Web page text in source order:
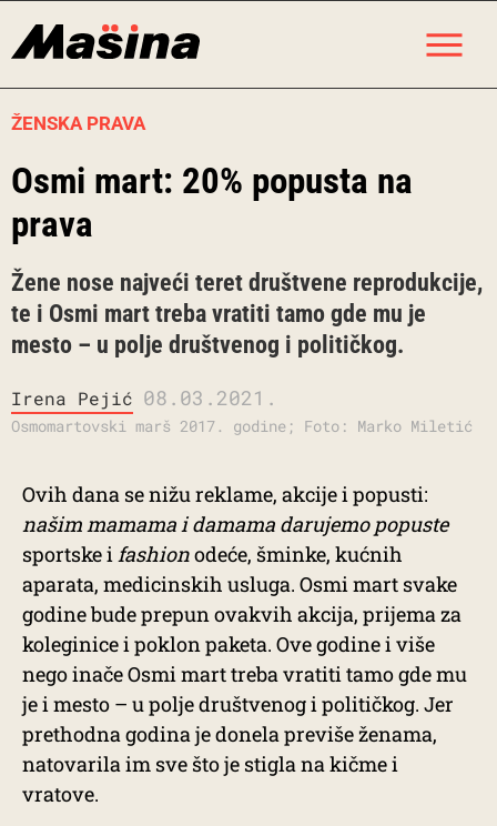
ŽENSKA PRAVA
Osmi mart: 20% popusta na
prava
Žene nose najveći teret društvene reprodukcije,
te i Osmi mart treba vratiti tamo gde mu je
mesto – u polje društvenog i političkog.
Irena Pejić 08.03.2021.
Osmomartovski marš 2017. godine; Foto: Marko Miletić
Ovih dana se nižu reklame, akcije i popusti:
našim mamama i damama darujemo popuste
sportske ifashionodeće, šminke, kućnih
aparata, medicinskih usluga. Osmi mart svake
godine bude prepun ovakvih akcija, prijema za
koleginice i poklon paketa. Ove godine i više
nego inače Osmi mart treba vratiti tamo gde mu
je i mesto – u polje društvenog i političkog. Jer
prethodna godina je donela previše ženama,
natovarila im sve što je stigla na kičme i
vratove.